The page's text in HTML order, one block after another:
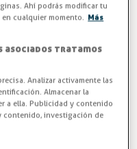
Estante varilla de
para nevera o
horno PIG / PIP
Entrega en 24/48h
16,09 €
Ahí podrás modificar tu
cualquier momento. Más
asociados tratamos
Analizar activamente las
Almacenar la
a ella. Publicidad y contenido
contenido, investigación de